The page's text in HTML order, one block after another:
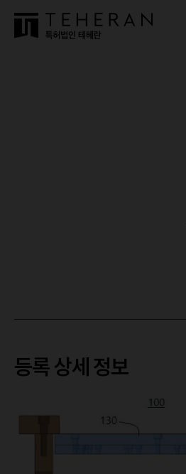
등록 상세 정보